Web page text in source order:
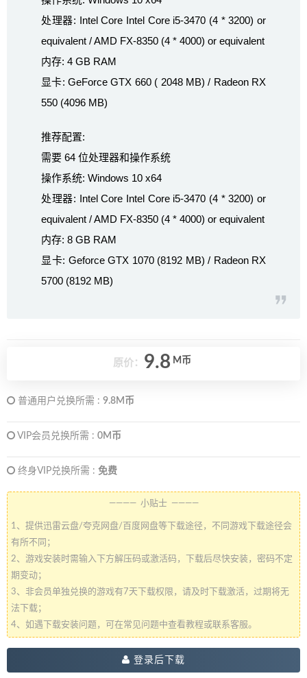
处理器: Intel Core Intel Core i5-3470 (4 * 3200) or
equivalent / AMD FX-8350 (4 * 4000) or equivalent
内存: 4 GB RAM
显卡: GeForce GTX 660 ( 2048 MB) / Radeon RX
550 (4096 MB)
推荐配置:
需要 64 位处理器和操作系统
操作系统: Windows 10 x64
处理器: Intel Core Intel Core i5-3470 (4 * 3200) or
equivalent / AMD FX-8350 (4 * 4000) or equivalent
内存: 8 GB RAM
显卡: Geforce GTX 1070 (8192 MB) / Radeon RX
5700 (8192 MB)
原价： 9.8 M币
普通用户兑换所需 : 9.8M币
VIP会员兑换所需 : 0M币
终身VIP兑换所需 : 免费
———— 小贴士 ————
1、提供迅雷云盘/夸克网盘/百度网盘等下载途径，不同游戏下载途径会
有所不同；
2、游戏安装时需输入下方解压码或激活码，下载后尽快安装，密码不定
期变动；
3、非会员单独兑换的游戏有7天下载权限，请及时下载激活，过期将无
法下载；
4、如遇下载安装问题，可在常见问题中查看教程或联系客服。
登录后下载